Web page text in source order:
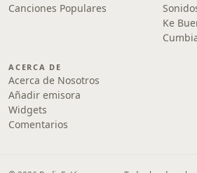
Canciones Populares
Ke
ACERCA DE
Acerca de Nosotros
Añadir emisora
Widgets
Comentarios